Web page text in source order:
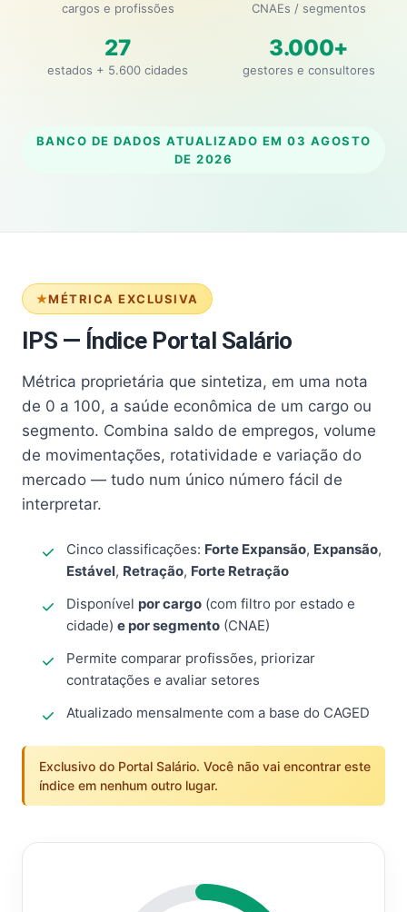
cargos e profissões CNAEs / segmentos
27
estados + 5.600 cidades
3.000+
gestores e consultores
BANCO DE DADOS ATUALIZADO EM 03 AGOSTO
DE 2026
MÉTRICA EXCLUSIVA
IPS — Índice Portal Salário
Métrica proprietária que sintetiza, em uma nota
de 0 a 100, a saúde econômica de um cargo ou
segmento. Combina saldo de empregos, volume
de movimentações, rotatividade e variação do
mercado — tudo num único número fácil de
interpretar.
Cinco classificações: Forte Expansão, Expansão,
Estável, Retração, Forte Retração
Disponível por cargo (com filtro por estado e
cidade) e por segmento (CNAE)
Permite comparar profissões, priorizar
contratações e avaliar setores
Atualizado mensalmente com a base do CAGED
Exclusivo do Portal Salário. Você não vai encontrar este
índice em nenhum outro lugar.